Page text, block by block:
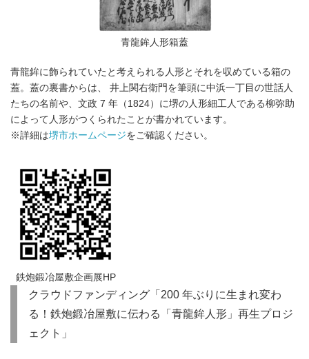
青龍鉾人形箱蓋
青龍鉾に飾られていたと考えられる人形とそれを収めている箱の
蓋。蓋の裏書からは、 井上関右衛門を筆頭に中浜一丁目の世話人
たちの名前や、文政 7 年（1824）に堺の人形細工人である柳弥助
によって人形がつくられたことが書かれています。
※詳細は堺市ホームページをご確認ください。
鉄炮鍛冶屋敷企画展HP
クラウドファンディング「200 年ぶりに生まれ変わ
る！鉄炮鍛冶屋敷に伝わる「青龍鉾人形」再生プロジ
ェクト」